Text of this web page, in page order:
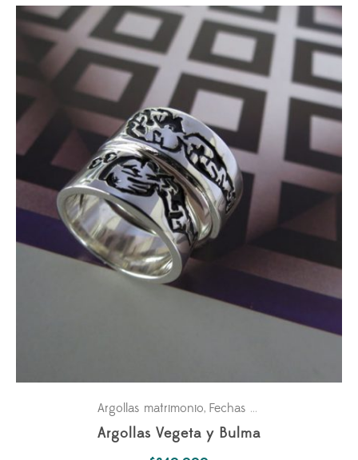
Argollas matrimonio, Fechas especiales
Argollas Vegeta y Bulma